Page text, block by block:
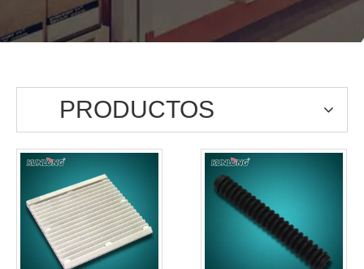
PRODUCTOS